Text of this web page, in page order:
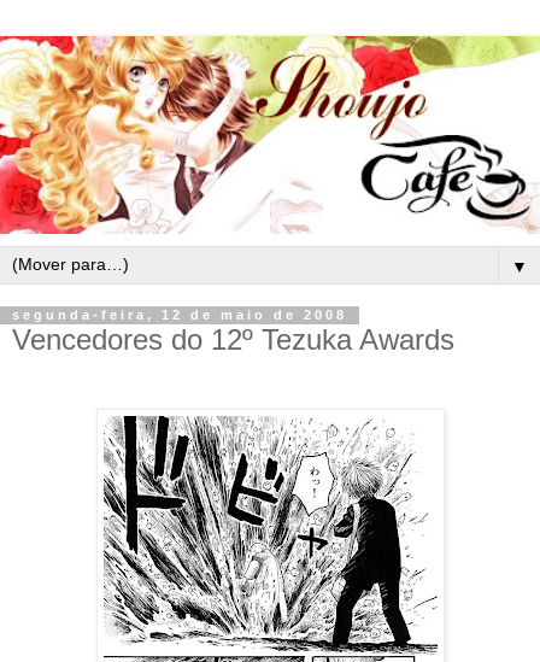
▼
segunda-feira, 12 de maio de 2008
Vencedores do 12º Tezuka Awards